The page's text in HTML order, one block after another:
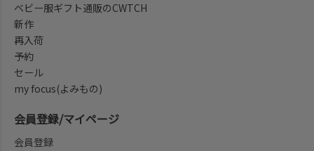
ベビー服ギフト通販のCWTCH
新作
再入荷
予約
セール
my focus(よみもの)
会員登録/マイページ
会員登録